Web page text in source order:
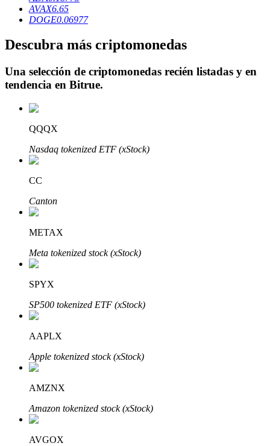
Inversión automática
Obtenga ganancias a largo plazo e intereses flexibles
Aprender Staking
Obtenga más información sobre cómo obtener ingresos pasivos
Bitrue
AI
Bitrue Partners
AVAX6.65
DOGE0.06977
Descubra más criptomonedas
Una selección de criptomonedas recién listadas y en
tendencia en Bitrue.
QQQX
Nasdaq tokenized ETF (xStock)
CC
Canton
METAX
Meta tokenized stock (xStock)
SPYX
SP500 tokenized ETF (xStock)
AAPLX
Apple tokenized stock (xStock)
AMZNX
Amazon tokenized stock (xStock)
AVGOX